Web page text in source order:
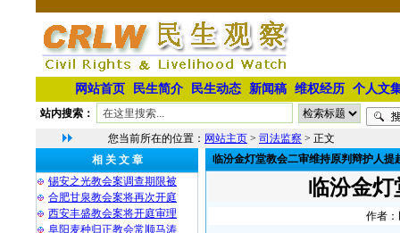
网站首页 民生简介 民生动态 新闻稿 维权经历 个人文
站内搜索：
您当前所在的位置： 网站主页 > 司法监察 > 正文
相 关 文 章
锡安之光教会案调查期限被
合肥甘泉教会案将再次开庭
西安丰盛教会案将开庭审理
阜阳麦种归正教会常顺马涛
临汾金灯堂教会二审维持原判辩护人提
临汾金
作者：